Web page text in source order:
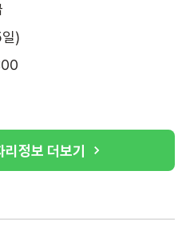
)
리정보 더보기